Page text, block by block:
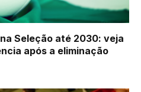
Seleção até 2030: veja
após a eliminação